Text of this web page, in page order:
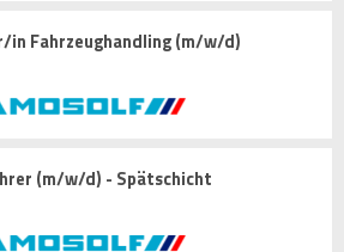
Fahrzeughandling (m/w/d)
(m/w/d) - Spätschicht